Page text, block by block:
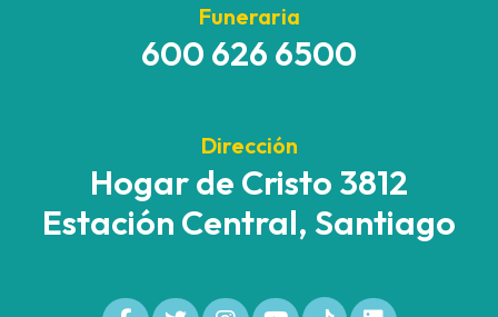
Funeraria
600 626 6500
Dirección
Hogar de Cristo 3812
Estación Central, Santiago